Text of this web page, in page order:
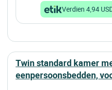
Verdien 4,94
twin standard kamer met 2
eenpersoonsbedden,